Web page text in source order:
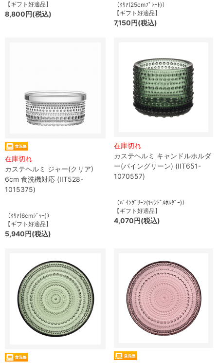
【ギフト好適品】
8,800円(税込)
（ｸﾘｱ(25cmﾌﾟﾚｰﾄ)）
【ギフト好適品】
7,150円(税込)
在庫切れ
カステヘルミ ジャー(クリア)
6cm 食洗機対応 (IIT528-
1015375)
（ｸﾘｱ(6cmｼﾞｬｰ)）
【ギフト好適品】
5,940円(税込)
在庫切れ
カステヘルミ キャンドルホルダ
ー(パイングリーン) (IIT651-
1070557)
（ﾊﾟｲﾝｸﾞﾘｰﾝ(ｷｬﾝﾄﾞﾙﾎﾙﾀﾞｰ)）
【ギフト好適品】
4,070円(税込)